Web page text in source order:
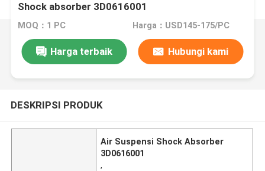
Shock absorber 3D0616001
MOQ：1 PC Harga：USD145-175/PC
Harga terbaik Hubungi kami
DESKRIPSI PRODUK
Air Suspensi Shock Absorber
3D0616001
,